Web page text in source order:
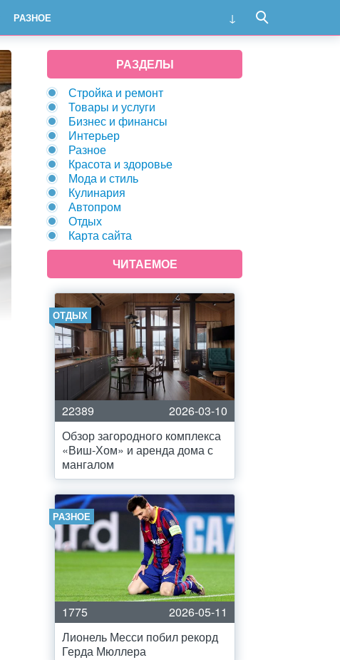
РАЗНОЕ
РАЗДЕЛЫ
Стройка и ремонт
Товары и услуги
Бизнес и финансы
Интерьер
Разное
Красота и здоровье
Мода и стиль
Кулинария
Автопром
Отдых
Карта сайта
ЧИТАЕМОЕ
ОТДЫХ
22389
2026-03-10
Обзор загородного комплекса
«Виш-Хом» и аренда дома с
мангалом
РАЗНОЕ
1775
2026-05-11
Лионель Месси побил рекорд
Герда Мюллера